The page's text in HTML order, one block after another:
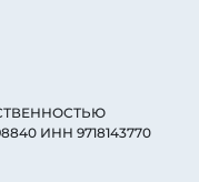
ИНН 9718143770